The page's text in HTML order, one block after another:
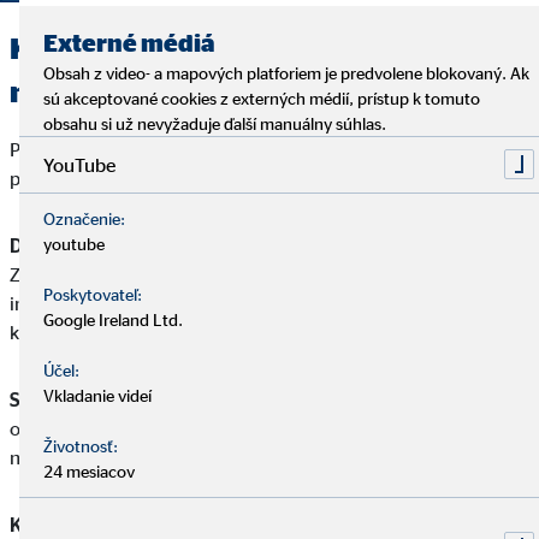
Krytie rizík podľa rozsahu ich
následkov
Podľa toho, akú závažnosť majú následky jednotlivých rizík na
poisteného, rozlišujeme 3 kategórie rizík:
Dlhodobé krytie
Zabezpečuje poistenie rizík ako poistenie straty života,
invalidity, straty života úrazom, trvalých následkov úrazu,
kritické ochorenia a pod.
Strednodobé krytie
odškodné v prípade úrazu, poistenie dlhodobej pracovnej
neschopnosti a pod
Krátkodobé krytie
Externé médiá
Obsah z video- a mapových platforiem je predvolene blokovaný. Ak
sú akceptované cookies z externých médií, prístup k tomuto
obsahu si už nevyžaduje ďalší manuálny súhlas.
YouTube
Označenie:
youtube
Poskytovateľ:
Google Ireland Ltd.
Účel:
Vkladanie videí
Životnosť:
24 mesiacov